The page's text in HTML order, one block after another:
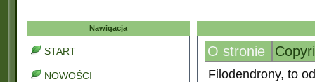
Nawigacja
START
NOWOŚCI
O stronie
Filodendrony, to